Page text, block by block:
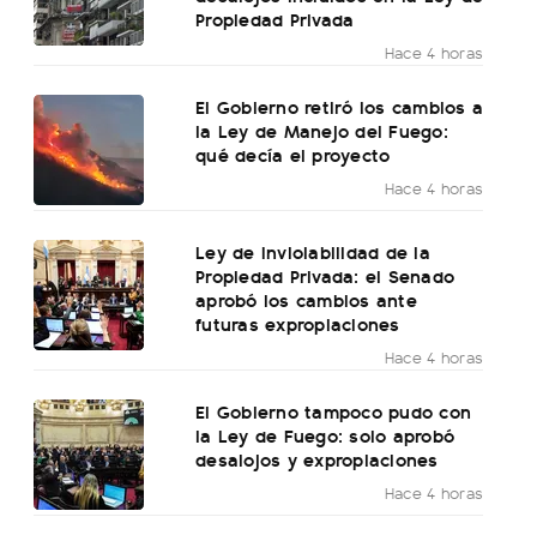
Propiedad Privada
Hace 4 horas
El Gobierno retiró los cambios a
la Ley de Manejo del Fuego:
qué decía el proyecto
Hace 4 horas
Ley de Inviolabilidad de la
Propiedad Privada: el Senado
aprobó los cambios ante
futuras expropiaciones
Hace 4 horas
El Gobierno tampoco pudo con
la Ley de Fuego: solo aprobó
desalojos y expropiaciones
Hace 4 horas